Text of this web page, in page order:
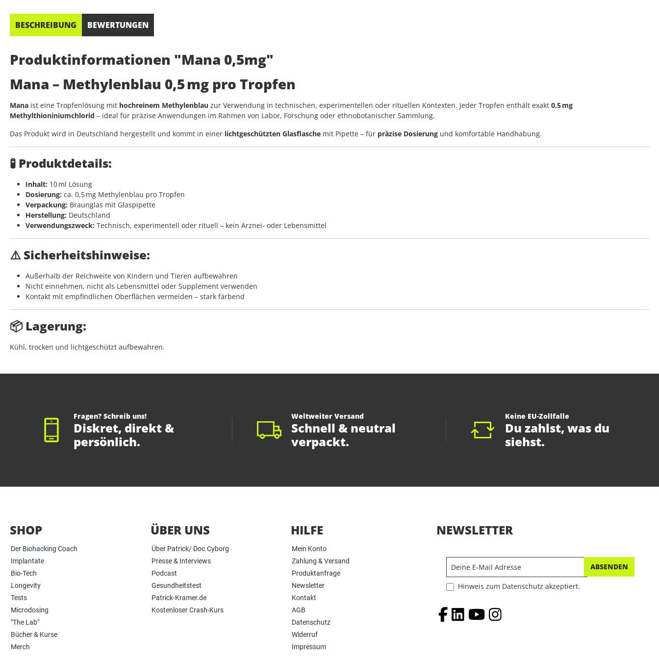
BESCHREIBUNG BEWERTUNGEN
Produktinformationen "Mana 0,5mg"
Mana – Methylenblau 0,5 mg pro Tropfen
Mana ist eine Tropfenlösung mit hochreinem Methylenblau zur Verwendung in technischen, experimentellen oder rituellen Kontexten. Jeder Tropfen enthält exakt 0,5 mg
Methylthioniniumchlorid – ideal für präzise Anwendungen im Rahmen von Labor, Forschung oder ethnobotanischer Sammlung.
Das Produkt wird in Deutschland hergestellt und kommt in einer lichtgeschützten Glasflasche mit Pipette – für präzise Dosierung und komfortable Handhabung.
🧪 Produktdetails:
Inhalt: 10 ml Lösung
Dosierung: ca. 0,5 mg Methylenblau pro Tropfen
Verpackung: Braunglas mit Glaspipette
Herstellung: Deutschland
Verwendungszweck: Technisch, experimentell oder rituell – kein Arznei- oder Lebensmittel
⚠️ Sicherheitshinweise:
Außerhalb der Reichweite von Kindern und Tieren aufbewahren
Nicht einnehmen, nicht als Lebensmittel oder Supplement verwenden
Kontakt mit empfindlichen Oberflächen vermeiden – stark färbend
📦 Lagerung:
Kühl, trocken und lichtgeschützt aufbewahren.
Fragen? Schreib uns!
Diskret, direkt &
persönlich.
Weltweiter Versand
Schnell & neutral
verpackt.
Keine EU-Zollfalle
Du zahlst, was du
siehst.
SHOP
Der Biohacking Coach
Implantate
Bio-Tech
Longevity
Tests
Microdosing
"The Lab"
Bücher & Kurse
Merch
ÜBER UNS
Über Patrick/ Doc.Cyborg
Presse & Interviews
Podcast
Gesundheitstest
Patrick-Kramer.de
Kostenloser Crash-Kurs
HILFE
Mein Konto
Zahlung & Versand
Produktanfrage
Newsletter
Kontakt
AGB
Datenschutz
Widerruf
Impressum
NEWSLETTER
ABSENDEN
Hinweis zum Datenschutz akzeptiert.